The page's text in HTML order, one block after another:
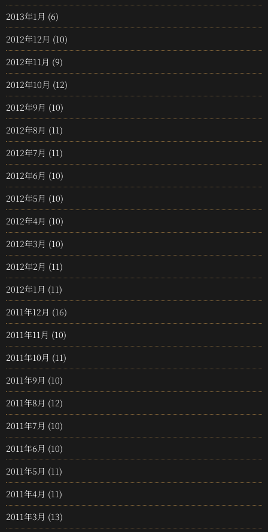
2013年1月 (6)
2012年12月 (10)
2012年11月 (9)
2012年10月 (12)
2012年9月 (10)
2012年8月 (11)
2012年7月 (11)
2012年6月 (10)
2012年5月 (10)
2012年4月 (10)
2012年3月 (10)
2012年2月 (11)
2012年1月 (11)
2011年12月 (16)
2011年11月 (10)
2011年10月 (11)
2011年9月 (10)
2011年8月 (12)
2011年7月 (10)
2011年6月 (10)
2011年5月 (11)
2011年4月 (11)
2011年3月 (13)